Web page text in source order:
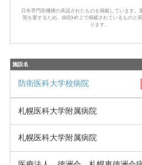
日本専門医機構の承認されたものを掲載しています。
間を要するため、病院HP上で掲載されているものと
ります。
施設名
防衛医科大学校病院
札幌医科大学附属病院
札幌医科大学附属病院